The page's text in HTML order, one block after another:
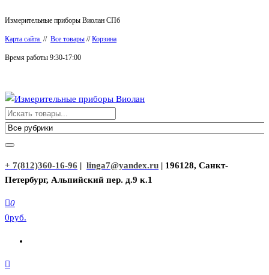
к
содержимому
Измерительные приборы Виолан СПб
Карта сайта // Все товары //Корзина
Время работы 9:30-17:00
Измерительные приборы Виолан
+ 7(812)360-16-96 | linga7@yandex.ru | 196128, Санкт-
Петербург, Альпийский пер. д.9 к.1
0
0руб.